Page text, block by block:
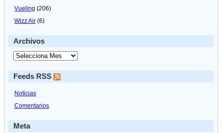
Vueling (206)
Wizz Air (6)
Archivos
Feeds RSS
Noticias
Comentarios
Meta